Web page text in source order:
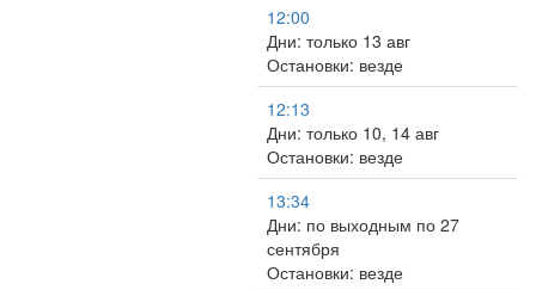
12:00
Дни: только 13 авг
Остановки: везде
12:13
Дни: только 10, 14 авг
Остановки: везде
13:34
Дни: по выходным по 27
сентября
Остановки: везде